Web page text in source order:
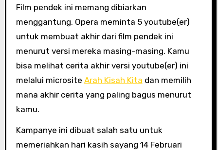
Film pendek ini memang dibiarkan
menggantung. Opera meminta 5 youtube(er)
untuk membuat akhir dari film pendek ini
menurut versi mereka masing-masing. Kamu
bisa melihat cerita akhir versi youtube(er) ini
melalui microsite Arah Kisah Kita dan memilih
mana akhir cerita yang paling bagus menurut
kamu.
Kampanye ini dibuat salah satu untuk
memeriahkan hari kasih sayang 14 Februari